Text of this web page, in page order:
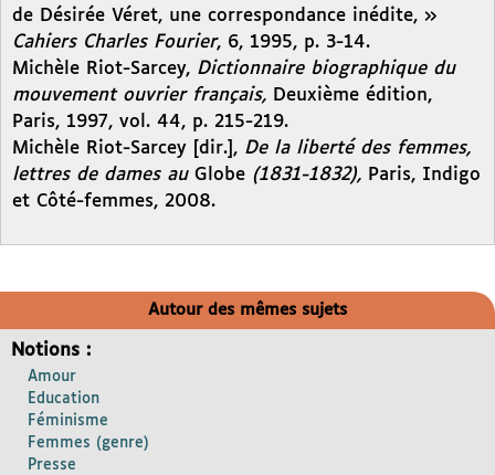
de Désirée Véret, une correspondance inédite, »
Cahiers Charles Fourier, 6, 1995, p. 3-14.
Michèle Riot-Sarcey, Dictionnaire biographique du
mouvement ouvrier français, Deuxième édition,
Paris, 1997, vol. 44, p. 215-219.
Michèle Riot-Sarcey [dir.], De la liberté des femmes,
lettres de dames au Globe (1831-1832), Paris, Indigo
et Côté-femmes, 2008.
Autour des mêmes sujets
Notions :
Amour
Education
Féminisme
Femmes (genre)
Presse